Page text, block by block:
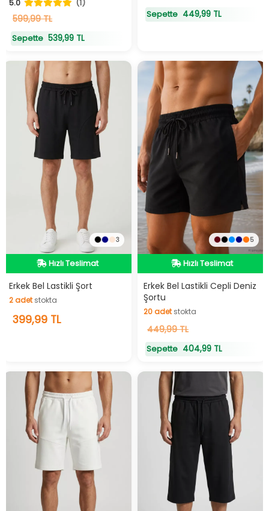
1adetstokta
5.0 (1)
599,99 TL
Sepette 539,99 TL
Sepette 449,99 TL
3
Hızlı Teslimat
Hızlı Teslimat
Erkek Bel Lastikli Şort
2adetstokta
2adet stokta
399,99 TL
5
Hızlı Teslimat
Hızlı Teslimat
Erkek Bel Lastikli Cepli Deniz
Şortu
20adetstokta
20adetstokta
449,99 TL
Sepette 404,99 TL